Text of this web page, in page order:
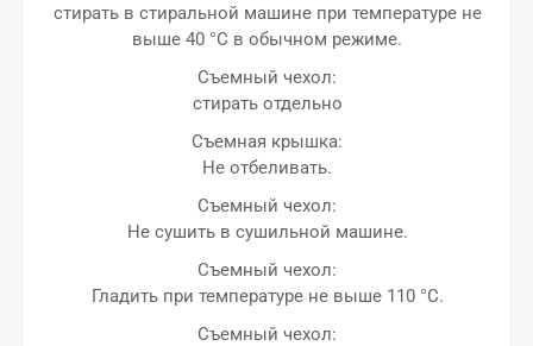
стирать в стиральной машине при температуре не
выше 40 °C в обычном режиме.
Съемный чехол:
стирать отдельно
Съемная крышка:
Не отбеливать.
Съемный чехол:
Не сушить в сушильной машине.
Съемный чехол:
Гладить при температуре не выше 110 °C.
Съемный чехол: